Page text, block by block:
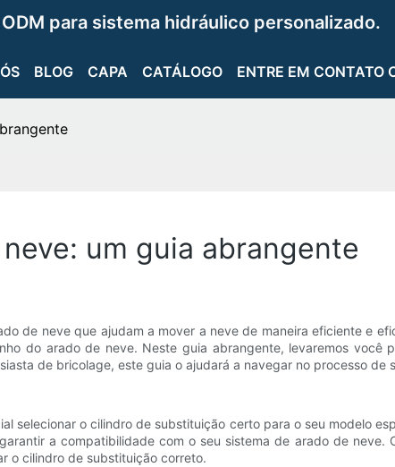
para sistema hidráulico personalizado.
BLOG CAPA CATÁLOGO ENTRE EM CONTATO
um guia abrangente
de neve que ajudam a mover a neve de maneira eficiente e
do arado de neve. Neste guia abrangente, levaremos você
de bricolage, este guia o ajudará a navegar no processo de
selecionar o cilindro de substituição certo para o seu modelo
a compatibilidade com o seu sistema de arado de neve.
o cilindro de substituição correto.